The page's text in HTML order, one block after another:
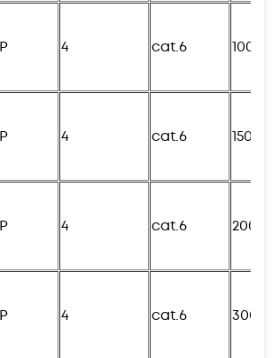
4 cat.6
4 cat.6 150см
4 cat.6
4 cat.6